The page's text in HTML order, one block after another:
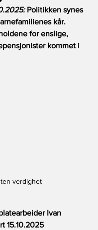
Politikken synes
kår.
for enslige,
kommet i
verdighet
Ivan
15.10.2025